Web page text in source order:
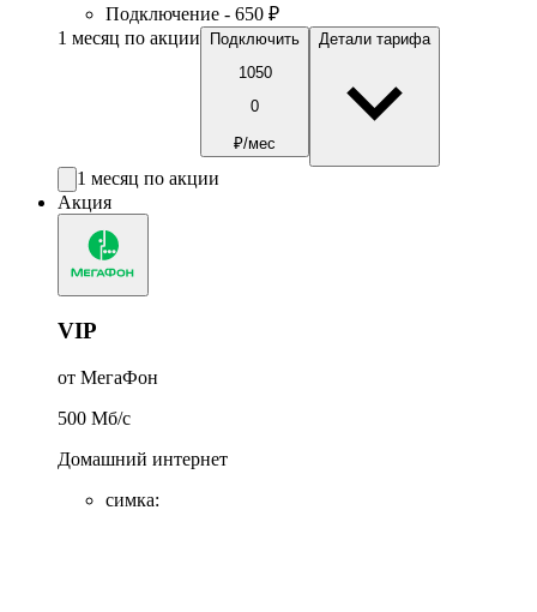
Подключение - 650 ₽
1 месяц по акции
Подключить
1050
0
₽/мес
Детали тарифа
1 месяц по акции
Акция
VIP
от МегаФон
500 Мб/c
Домашний интернет
симка: